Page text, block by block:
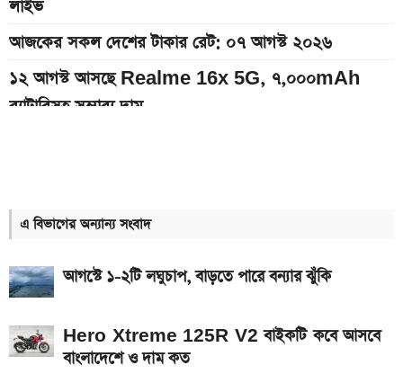
লাইভ
আজকের সকল দেশের টাকার রেট: ০৭ আগস্ট ২০২৬
১২ আগস্ট আসছে Realme 16x 5G, ৭,০০০mAh
ব্যাটারিসহ সম্ভাব্য দাম
সরকারি কর্মচারীদের বেতন-গ্রেড নিয়ে নতুন বার্তা
আজকের স্বর্ণের বাজারদর: ০৭ আগস্ট ২০২৬
এসএসসি ও সমমানের ফল কবে জানাল শিক্ষা বোর্ড
সরকারি চাকরিজীবীরা
এ বিভাগের অন্যান্য সংবাদ
আগস্টে ১-২টি লঘুচাপ, বাড়তে পারে বন্যার ঝুঁকি
Hero Xtreme 125R V2 বাইকটি কবে আসবে
বাংলাদেশে ও দাম কত